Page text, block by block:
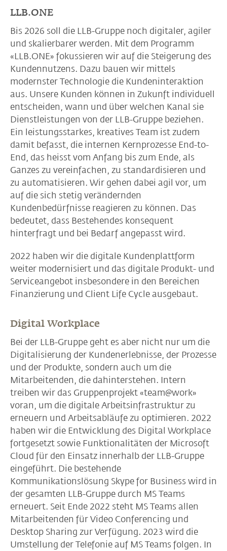
LLB.ONE
Bis 2026 soll die LLB-Gruppe noch digitaler, agiler
und skalierbarer werden. Mit dem Programm
«LLB.ONE» fokussieren wir auf die Steigerung des
Kundennutzens. Dazu bauen wir mittels
modernster Technologie die Kundeninteraktion
aus. Unsere Kunden können in Zukunft individuell
entscheiden, wann und über welchen Kanal sie
Dienstleistungen von der LLB-Gruppe beziehen.
Ein leistungsstarkes, kreatives Team ist zudem
damit befasst, die internen Kernprozesse End-to-
End, das heisst vom Anfang bis zum Ende, als
Ganzes zu vereinfachen, zu standardisieren und
zu automatisieren. Wir gehen dabei agil vor, um
auf die sich stetig verändernden
Kundenbedürfnisse reagieren zu können. Das
bedeutet, dass Bestehendes konsequent
hinterfragt und bei Bedarf angepasst wird.
2022 haben wir die digitale Kundenplattform
weiter modernisiert und das digitale Produkt- und
Serviceangebot insbesondere in den Bereichen
Finanzierung und Client Life Cycle ausgebaut.
Digital Workplace
Bei der LLB-Gruppe geht es aber nicht nur um die
Digitalisierung der Kundenerlebnisse, der Prozesse
und der Produkte, sondern auch um die
Mitarbeitenden, die dahinterstehen. Intern
treiben wir das Gruppenprojekt «team@work»
voran, um die digitale Arbeitsinfrastruktur zu
erneuern und Arbeitsabläufe zu optimieren. 2022
haben wir die Entwicklung des Digital Workplace
fortgesetzt sowie Funktionalitäten der Microsoft
Cloud für den Einsatz innerhalb der LLB-Gruppe
eingeführt. Die bestehende
Kommunikationslösung Skype for Business wird in
der gesamten LLB-Gruppe durch MS Teams
erneuert. Seit Ende 2022 steht MS Teams allen
Mitarbeitenden für Video Conferencing und
Desktop Sharing zur Verfügung. 2023 wird die
Umstellung der Telefonie auf MS Teams folgen. In